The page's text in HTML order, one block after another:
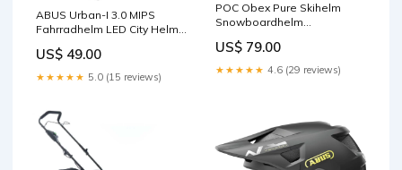
ABUS Urban-I 3.0 MIPS
Fahrradhelm LED City Helm
US$ 49.00
★★★★★ 5.0 (15 reviews)
POC Obex Pure Skihelm
Snowboardhelm
cm Multimedia
US$ 79.00
★★★★★ 4.6 (29 reviews)